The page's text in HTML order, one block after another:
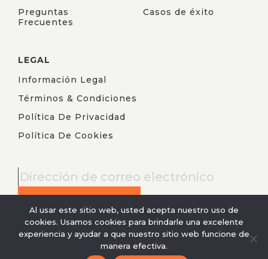
Preguntas
Frecuentes
Casos de éxito
LEGAL
Información Legal
Términos & Condiciones
Política De Privacidad
Política De Cookies
Al usar este sitio web, usted acepta nuestro uso de
cookies. Usamos cookies para brindarle una excelente
experiencia y ayudar a que nuestro sitio web funcione de
manera efectiva.